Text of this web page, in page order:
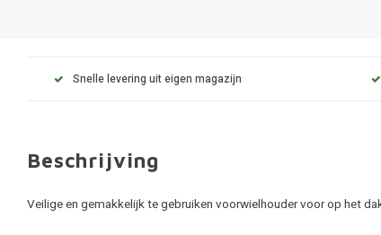
Snelle levering uit eigen magazijn
Beschrijving
Veilige en gemakkelijk te gebruiken voorwielhouder voor op het